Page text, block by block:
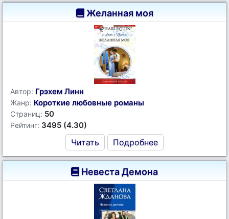
Желанная моя
Автор: Грэхем Линн
Жанр: Короткие любовные романы
Страниц: 50
Рейтинг: 3495 (4.30)
Читать Подробнее
Невеста Демона